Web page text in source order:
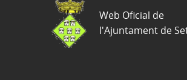
Web Oficial de
l'Ajuntament de